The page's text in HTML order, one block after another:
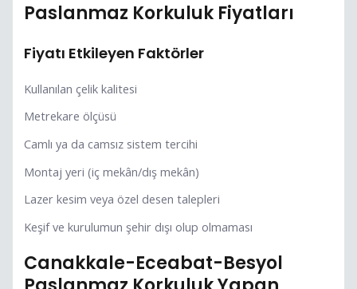
Paslanmaz Korkuluk Fiyatları
Fiyatı Etkileyen Faktörler
Kullanılan çelik kalitesi
Metrekare ölçüsü
Camlı ya da camsız sistem tercihi
Montaj yeri (iç mekân/dış mekân)
Lazer kesim veya özel desen talepleri
Keşif ve kurulumun şehir dışı olup olmaması
Canakkale-Eceabat-Besyol